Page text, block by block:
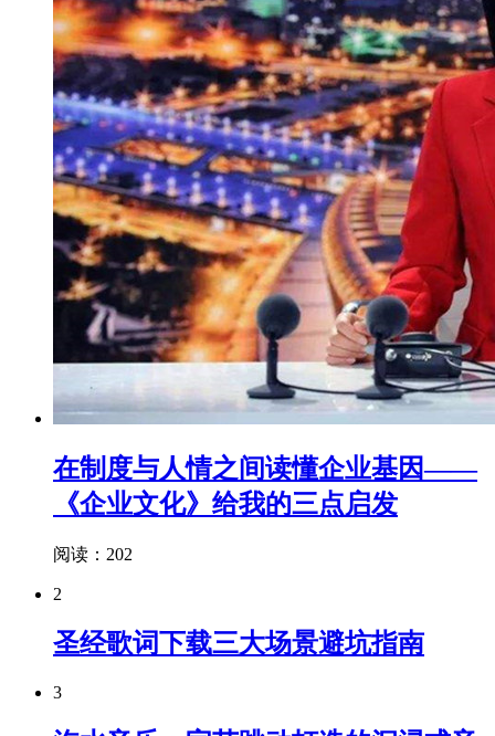
在制度与人情之间读懂企业基因——
《企业文化》给我的三点启发
阅读：202
2
圣经歌词下载三大场景避坑指南
3